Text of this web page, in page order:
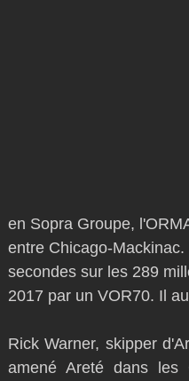
en Sopra Groupe,
entre Chicago-
secondes sur les 289
2017 par un VOR70. Il
Rick Warner, skipper
amené Areté dans